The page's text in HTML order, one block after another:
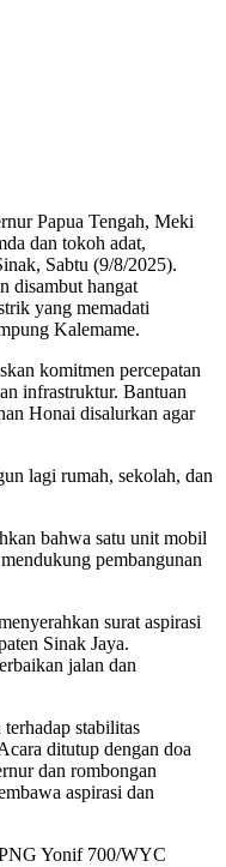
Papua Tengah, Meki
dan tokoh adat,
Sabtu (9/8/2025).
disambut hangat
yang memadati
Kalemame.
komitmen percepatan
infrastruktur. Bantuan
Honai disalurkan agar
lagi rumah, sekolah, dan
bahwa satu unit mobil
pembangunan
surat aspirasi
Sinak Jaya.
jalan dan
stabilitas
ditutup dengan doa
dan rombongan
aspirasi dan
Yonif 700/WYC